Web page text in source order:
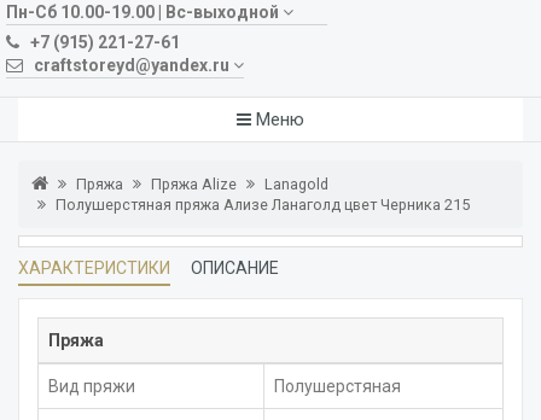
Пн-Сб 10.00-19.00 | Вс-выходной
+7 (915) 221-27-61
craftstoreyd@yandex.ru
Меню
Пряжа Пряжа Alize
Lanagold
Полушерстяная пряжа Ализе Ланаголд цвет Черника 215
ХАРАКТЕРИСТИКИ ОПИСАНИЕ
Пряжа
Вид пряжи Полушерстяная